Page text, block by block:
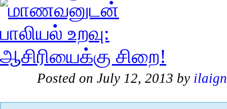
Posted on July 12, 2013 by